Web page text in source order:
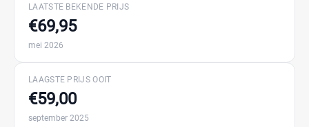
LAATSTE BEKENDE PRIJS
€69,95
mei 2026
LAAGSTE PRIJS OOIT
€59,00
september 2025